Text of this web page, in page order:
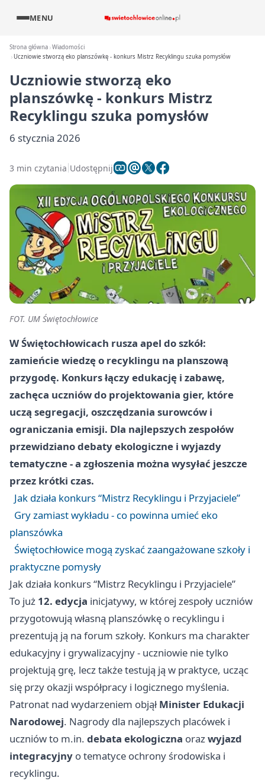
MENU
Strona główna Wiadomości
Uczniowie stworzą eko planszówkę - konkurs Mistrz Recyklingu szuka pomysłów
Uczniowie stworzą eko
planszówkę - konkurs Mistrz
Recyklingu szuka pomysłów
6 stycznia 2026
3 min czytania Udostępnij
FOT. UM Świętochłowice
W Świętochłowicach rusza apel do szkół:
zamieńcie wiedzę o recyklingu na planszową
przygodę. Konkurs łączy edukację i zabawę,
zachęca uczniów do projektowania gier, które
uczą segregacji, oszczędzania surowców i
ograniczania emisji. Dla najlepszych zespołów
przewidziano debaty ekologiczne i wyjazdy
tematyczne - a zgłoszenia można wysyłać jeszcze
przez krótki czas.
Jak działa konkurs “Mistrz Recyklingu i Przyjaciele”
Gry zamiast wykładu - co powinna umieć eko
planszówka
Świętochłowice mogą zyskać zaangażowane szkoły i
praktyczne pomysły
Jak działa konkurs “Mistrz Recyklingu i Przyjaciele”
To już 12. edycja inicjatywy, w której zespoły uczniów
przygotowują własną planszówkę o recyklingu i
prezentują ją na forum szkoły. Konkurs ma charakter
edukacyjny i grywalizacyjny - uczniowie nie tylko
projektują grę, lecz także testują ją w praktyce, ucząc
się przy okazji współpracy i logicznego myślenia.
Patronat nad wydarzeniem objąłMinister Edukacji
Narodowej. Nagrody dla najlepszych placówek i
uczniów to m.in. debata ekologiczna orazwyjazd
integracyjny o tematyce ochrony środowiska i
recyklingu.